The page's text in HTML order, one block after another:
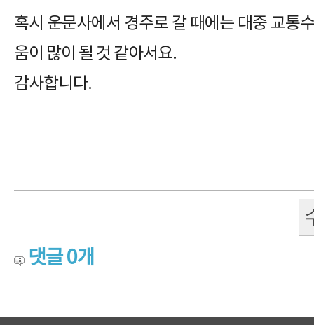
혹시 운문사에서 경주로 갈 때에는 대중 교통
움이 많이 될 것 같아서요.
감사합니다.
댓글0개